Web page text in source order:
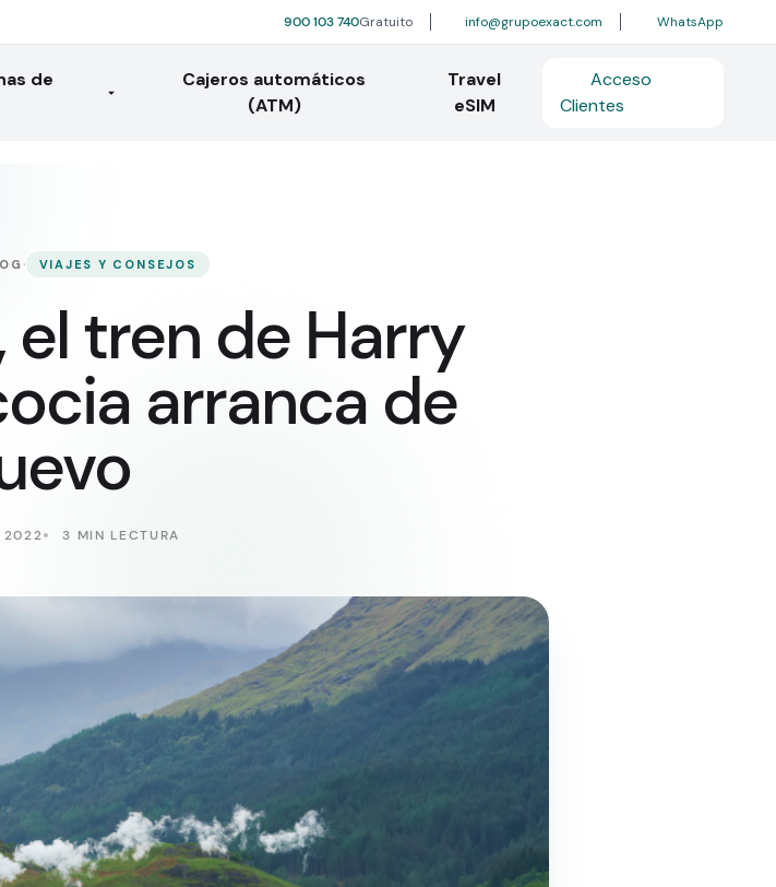
900 103 740Gratuito info@grupoexact.com WhatsApp
de
Cajeros automáticos
(ATM)
Travel
eSIM
Acceso
Clientes
· VIAJES Y CONSEJOS
tren de Harry
arranca de
2022 3 MIN LECTURA